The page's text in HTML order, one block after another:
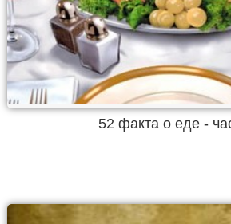
52 факта о еде -